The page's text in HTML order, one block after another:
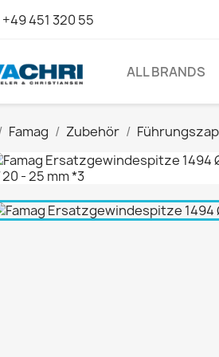
+49 451 320 55
ALL BRANDS
Famag Zubehör